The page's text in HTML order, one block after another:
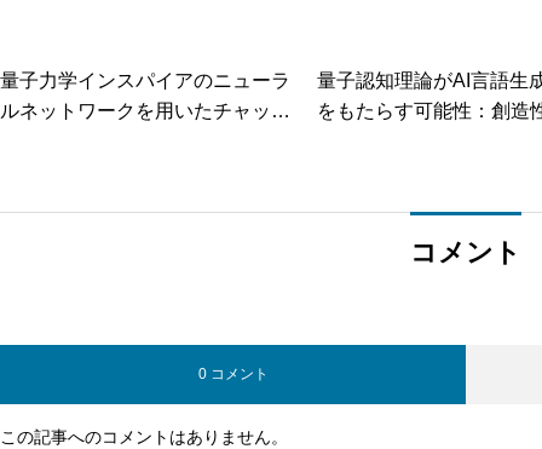
量子力学インスパイアのニューラ
ルネットワークを用いたチャット
量子認知理論がAI言語生
をもたらす可能性：創造
コメント
0 コメント
この記事へのコメントはありません。